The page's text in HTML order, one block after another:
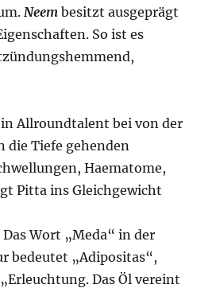
Neem besitzt ausgeprägt
So ist es
Allroundtalent bei von der
die Tiefe gehenden
Haematome,
Pitta ins Gleichgewicht
Wort „Meda“ in der
bedeutet „Adipositas“,
Das Öl vereint